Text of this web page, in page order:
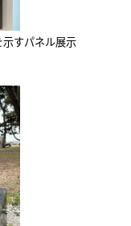
すパネル展示